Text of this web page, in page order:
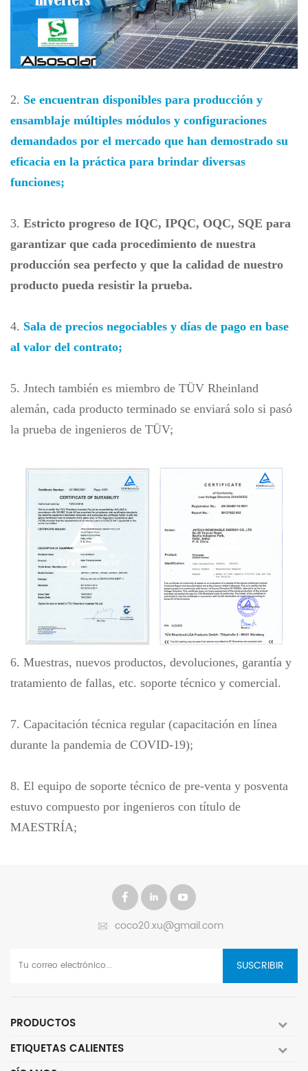
2. Se encuentran disponibles para producción y
ensamblaje múltiples módulos y configuraciones
demandados por el mercado que han demostrado su
eficacia en la práctica para brindar diversas
funciones;
3. Estricto progreso de IQC, IPQC, OQC, SQE para
garantizar que cada procedimiento de nuestra
producción sea perfecto y que la calidad de nuestro
producto pueda resistir la prueba.
4. Sala de precios negociables y días de pago en base
al valor del contrato;
5. Jntech también es miembro de TÜV Rheinland
alemán, cada producto terminado se enviará solo si pasó
la prueba de ingenieros de TÜV;
6. Muestras, nuevos productos, devoluciones, garantía y
tratamiento de fallas, etc. soporte técnico y comercial.
7. Capacitación técnica regular (capacitación en línea
durante la pandemia de COVID-19);
8. El equipo de soporte técnico de pre-venta y posventa
estuvo compuesto por ingenieros con título de
MAESTRÍA;
coco20.xu@gmail.com
SUSCRIBIR
PRODUCTOS
ETIQUETAS CALIENTES